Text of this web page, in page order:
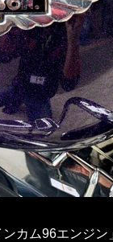
カム96エンジン